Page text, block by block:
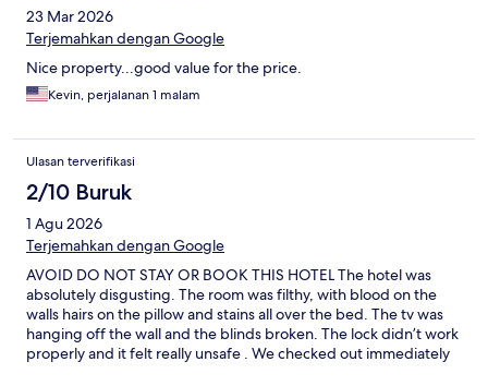
23 Mar 2026
Terjemahkan dengan Google
Nice property...good value for the price.
Kevin, perjalanan 1 malam
Ulasan terverifikasi
2/10 Buruk
1 Agu 2026
Terjemahkan dengan Google
AVOID DO NOT STAY OR BOOK THIS HOTEL The hotel was
absolutely disgusting. The room was filthy, with blood on the
walls hairs on the pillow and stains all over the bed. The tv was
hanging off the wall and the blinds broken. The lock didn’t work
properly and it felt really unsafe . We checked out immediately